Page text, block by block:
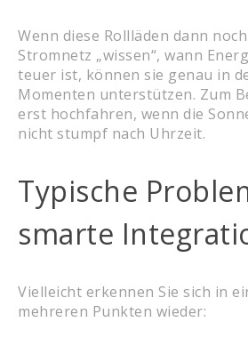
Wenn diese Rollläden dann
Stromnetz „wissen“, wann
teuer ist, können sie genau in
Momenten unterstützen. Zum
erst hochfahren, wenn die
nicht stumpf nach Uhrzeit.
Typische
smarte
Vielleicht erkennen Sie sich in
mehreren Punkten wieder: